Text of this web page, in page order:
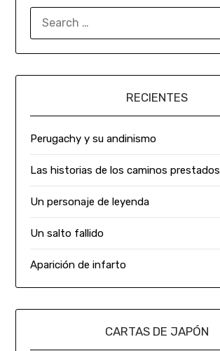
RECIENTES
Perugachy y su andinismo
Las historias de los caminos prestados
Un personaje de leyenda
Un salto fallido
Aparición de infarto
CARTAS DE JAPÓN